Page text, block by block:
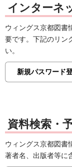
インターネ
ウィングス京都図書
要です。下記のリン
い。
新規パスワード
資料検索・
ウィングス京都図書
著者名、出版者等に